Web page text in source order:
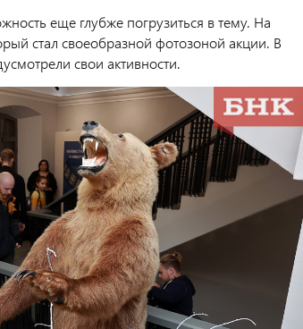
еще глубже погрузиться в тему. На
стал своеобразной фотозоной акции. В
свои активности.